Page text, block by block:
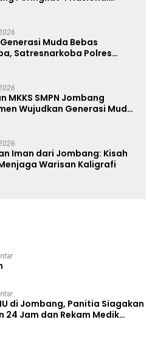
Muda Bebas
Satresnarkoba Polres
MKKS SMPN Jombang
Wujudkan Generasi Muda
Iman dari Jombang: Kisah
Warisan Kaligrafi
di Jombang, Panitia Siagakan
24 Jam dan Rekam Medik